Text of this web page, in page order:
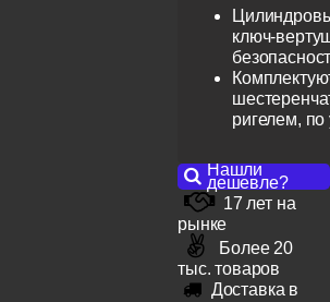
ключ-
ригелем,
Нашли
дешевле?
17 лет на
рынке
Более 20
тыс. товаров
Доставка в